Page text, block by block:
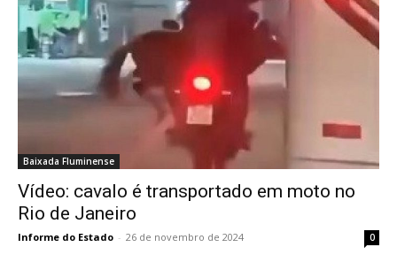
Baixada Fluminense
Vídeo: cavalo é transportado em moto no
Rio de Janeiro
Informe do Estado - 26 de novembro de 2024 0